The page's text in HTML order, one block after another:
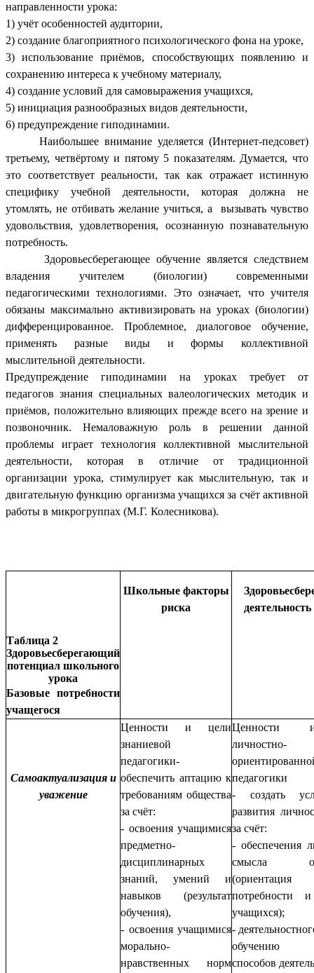
направленности урока:
1) учёт особенностей аудитории,
2) создание благоприятного психологического фона на уроке,
3) использование приёмов, способствующих появлению и
сохранению интереса к учебному материалу,
4) создание условий для самовыражения учащихся,
5) инициация разнообразных видов деятельности,
6) предупреждение гиподинамии.
Наибольшее внимание уделяется (Интернет-педсовет)
третьему, четвёртому и пятому 5 показателям. Думается, что
это соответствует реальности, так как отражает истинную
специфику учебной деятельности, которая должна не
утомлять, не отбивать желание учиться, а вызывать чувство
удовольствия, удовлетворения, осознанную познавательную
потребность.
Здоровьесберегающее обучение является следствием
владения учителем (биологии) современными
педагогическими технологиями. Это означает, что учителя
обязаны максимально активизировать на уроках (биологии)
дифференцированное. Проблемное, диалоговое обучение,
применять разные виды и формы коллективной
мыслительной деятельности.
Предупреждение гиподинамии на уроках требует от
педагогов знания специальных валеологических методик и
приёмов, положительно влияющих прежде всего на зрение и
позвоночник. Немаловажную роль в решении данной
проблемы играет технология коллективной мыслительной
деятельности, которая в отличие от традиционной
организации урока, стимулирует как мыслительную, так и
двигательную функцию организма учащихся за счёт активной
работы в микрогруппах (М.Г. Колесникова).
Таблица 2
Здоровьесберегающий
потенциал школьного
урока
Базовые потребности
учащегося
Школьные факторы
риска
деятельность
Самоактуализация и
уважение
Ценности и цели
знаниевой
педагогики-
обеспечить аптацию к
требованиям общества
за счёт:
- освоения учащимися
предметно-
дисциплинарных
знаний, умений и
навыков (результат
обучения),
- освоения учащимися
морально-
нравственных норм
Ценности
личностно-
педагогики
- создать
развития
за счёт:
- обеспечения
смысла
потребности
учащихся);
-
обучению
способов